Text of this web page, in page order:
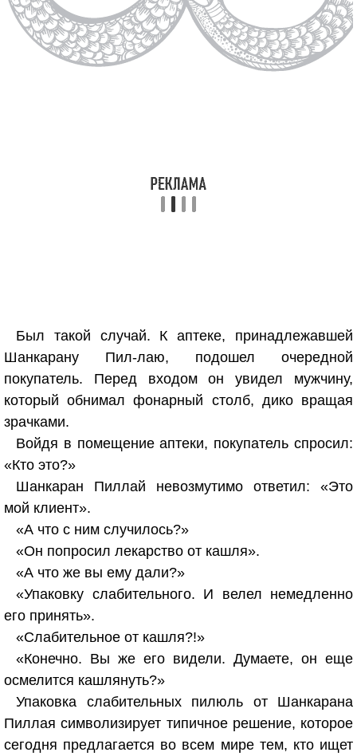
Был такой случай. К аптеке, принадлежавшей
Шанкарану Пил-лаю, подошел очередной
покупатель. Перед входом он увидел мужчину,
который обнимал фонарный столб, дико вращая
зрачками.
Войдя в помещение аптеки, покупатель спросил:
«Кто это?»
Шанкаран Пиллай невозмутимо ответил: «Это
мой клиент».
«А что с ним случилось?»
«Он попросил лекарство от кашля».
«А что же вы ему дали?»
«Упаковку слабительного. И велел немедленно
его принять».
«Слабительное от кашля?!»
«Конечно. Вы же его видели. Думаете, он еще
осмелится кашлянуть?»
Упаковка слабительных пилюль от Шанкарана
Пиллая символизирует типичное решение, которое
сегодня предлагается во всем мире тем, кто ищет